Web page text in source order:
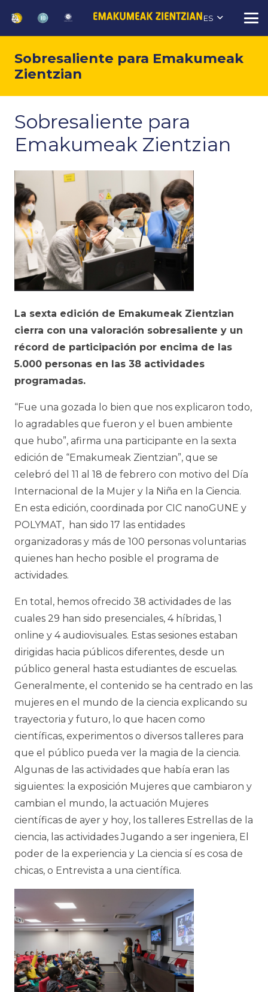
ES
Sobresaliente para Emakumeak
Zientzian
Sobresaliente para
Emakumeak Zientzian
La sexta edición de Emakumeak Zientzian
cierra con una valoración sobresaliente y un
récord de participación por encima de las
5.000 personas en las 38 actividades
programadas.
“Fue una gozada lo bien que nos explicaron todo,
lo agradables que fueron y el buen ambiente
que hubo”, afirma una participante en la sexta
edición de “Emakumeak Zientzian”, que se
celebró del 11 al 18 de febrero con motivo del Día
Internacional de la Mujer y la Niña en la Ciencia.
En esta edición, coordinada por CIC nanoGUNE y
POLYMAT, han sido 17 las entidades
organizadoras y más de 100 personas voluntarias
quienes han hecho posible el programa de
actividades.
En total, hemos ofrecido 38 actividades de las
cuales 29 han sido presenciales, 4 híbridas, 1
online y 4 audiovisuales. Estas sesiones estaban
dirigidas hacia públicos diferentes, desde un
público general hasta estudiantes de escuelas.
Generalmente, el contenido se ha centrado en las
mujeres en el mundo de la ciencia explicando su
trayectoria y futuro, lo que hacen como
científicas, experimentos o diversos talleres para
que el público pueda ver la magia de la ciencia.
Algunas de las actividades que había eran las
siguientes: la exposición Mujeres que cambiaron y
cambian el mundo, la actuación Mujeres
científicas de ayer y hoy, los talleres Estrellas de la
ciencia, las actividadesJugando a ser ingeniera, El
poder de la experiencia y La ciencia sí es cosa de
chicas, o Entrevista a una científica.